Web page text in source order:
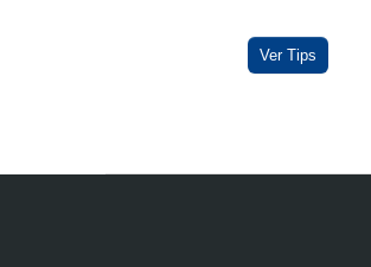
Ver Tips